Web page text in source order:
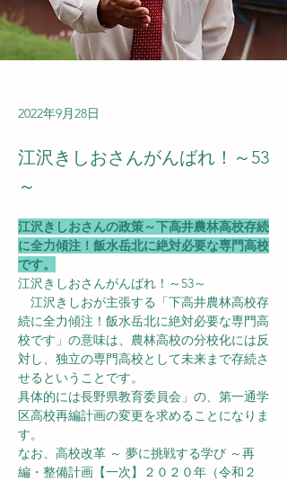
2022年9月28日
江沢きしおさんがんばれ！～53
～
江沢きしおさんの政策～下高井農林高校存続
に全力傾注！飯水岳北に絶対必要な専門高校
です。
江沢きしおさんがんばれ！～53～
江沢きしおが主張する「下高井農林高校存
続に全力傾注！飯水岳北に絶対必要な専門高
校です」の意味は、農林高校の分校化には反
対し、独立の専門高校として未来まで存続さ
せるということです。
具体的には長野県教育委員会」の、第一通学
区高校再編計画の変更を求めることになりま
す。
なお、高校改革 ～ 夢に挑戦する学び ～再
編・整備計画【一次】２０２０年（令和２